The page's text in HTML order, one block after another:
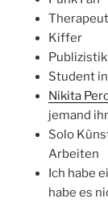
Kiffer
Student
Nikita
jemand
Solo
Arbeiten
Ich habe
habe es